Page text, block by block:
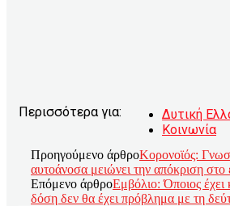
Περισσότερα για:
Δυτική
Κοινωνία
Προηγούμενο άρθροΚορονοϊός:
αυτοάνοσα μειώνει την απόκριση στο
Επόμενο άρθροEμβόλιο: Όποιος έχει
δόση δεν θα έχει πρόβλημα με τη